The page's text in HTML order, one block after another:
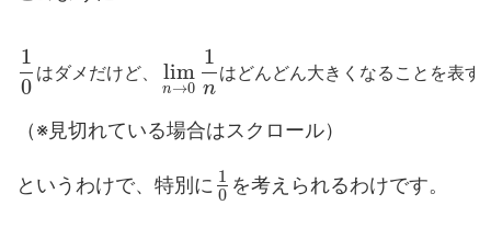
1
0
はダメ だけど、 lim
n→0
1
n
はどんどん大き く なる こ と を表す
（※見切れている場合はスクロール）
というわけで、特別に 1
0 を考えられるわけです。